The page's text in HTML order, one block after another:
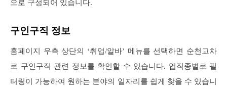
으로 구성되어 있습니다.
구인구직 정보
홈페이지 우측 상단의 ‘취업/알바’ 메뉴를 선택하면 순천교차
로 구인구직 관련 정보를 확인할 수 있습니다. 업직종별로 필
터링이 가능하여 원하는 분야의 일자리를 쉽게 찾을 수 있습니